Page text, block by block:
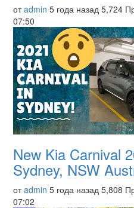
отadmin 5 года назад 5,724
07:50
New Kia Carnival
Sydney, NSW
отadmin 5 года назад 5,808
07:02